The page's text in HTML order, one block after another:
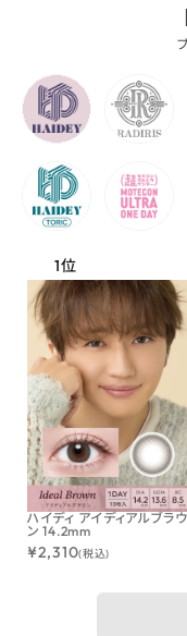
ハイディ アイディアルブラウ
ン 14.2mm
¥2,310(税込)